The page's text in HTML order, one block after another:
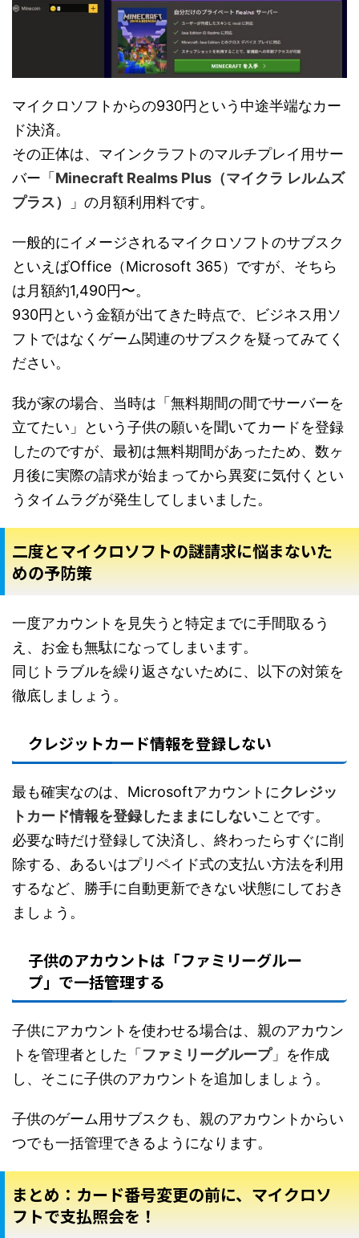
マイクロソフトからの930円という中途半端なカー
ド決済。
その正体は、マインクラフトのマルチプレイ用サー
バー「 Minecraft Realms Plus（マイクラ レルムズ
プラス）
」の月額利用料です。
一般的にイメージされるマイクロソフトのサブスク
といえばOffice（Microsoft 365）ですが、そちら
は月額約1,490円〜。
930円という金額が出てきた時点で、ビジネス用ソ
フトではなくゲーム関連のサブスクを疑ってみてく
ださい。
我が家の場合、当時は「無料期間の間でサーバーを
立てたい」という子供の願いを聞いてカードを登録
したのですが、最初は無料期間があったため、数ヶ
月後に実際の請求が始まってから異変に気付くとい
うタイムラグが発生してしまいました。
二度とマイクロソフトの謎請求に悩まないた
めの予防策
一度アカウントを見失うと特定までに手間取るう
え、お金も無駄になってしまいます。
同じトラブルを繰り返さないために、以下の対策を
徹底しましょう。
クレジットカード情報を登録しない
最も確実なのは、Microsoftアカウントにクレジッ
トカード情報を登録したままにしないことです。
必要な時だけ登録して決済し、終わったらすぐに削
除する、あるいはプリペイド式の支払い方法を利用
するなど、勝手に自動更新できない状態にしておき
ましょう。
子供のアカウントは「ファミリーグルー
プ」で一括管理する
子供にアカウントを使わせる場合は、親のアカウン
トを管理者とした「 ファミリーグループ」を作成
し、そこに子供のアカウントを追加しましょう。
子供のゲーム用サブスクも、親のアカウントからい
つでも一括管理できるようになります。
まとめ：カード番号変更の前に、マイクロソ
フトで支払照会を！